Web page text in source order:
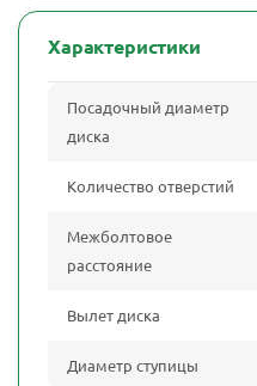
Характеристики
Посадочный диаметр
диска
Количество отверстий
Межболтовое
расстояние
Вылет диска
Диаметр ступицы